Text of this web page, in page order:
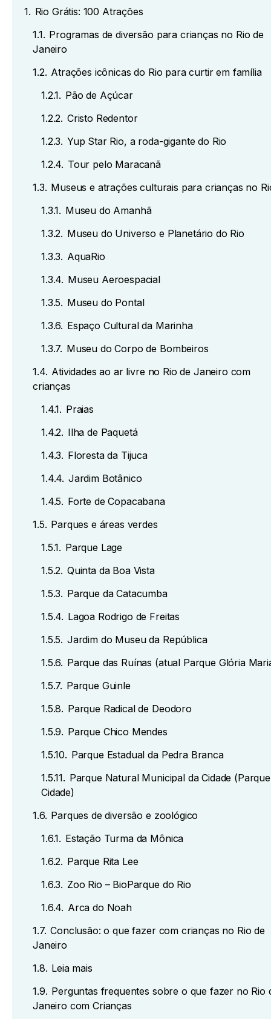
1. Rio Grátis: 100 Atrações
1.1. Programas de diversão para crianças no Rio de
Janeiro
1.2. Atrações icônicas do Rio para curtir em família
1.2.1. Pão de Açúcar
1.2.2. Cristo Redentor
1.2.3. Yup Star Rio, a roda-gigante do Rio
1.2.4. Tour pelo Maracanã
1.3. Museus e atrações culturais para crianças no
1.3.1. Museu do Amanhã
1.3.2. Museu do Universo e Planetário do Rio
1.3.3. AquaRio
1.3.4. Museu Aeroespacial
1.3.5. Museu do Pontal
1.3.6. Espaço Cultural da Marinha
1.3.7. Museu do Corpo de Bombeiros
1.4. Atividades ao ar livre no Rio de Janeiro com
crianças
1.4.1. Praias
1.4.2. Ilha de Paquetá
1.4.3. Floresta da Tijuca
1.4.4. Jardim Botânico
1.4.5. Forte de Copacabana
1.5. Parques e áreas verdes
1.5.1. Parque Lage
1.5.2. Quinta da Boa Vista
1.5.3. Parque da Catacumba
1.5.4. Lagoa Rodrigo de Freitas
1.5.5. Jardim do Museu da República
1.5.6. Parque das Ruínas (atual Parque Glória
1.5.7. Parque Guinle
1.5.8. Parque Radical de Deodoro
1.5.9. Parque Chico Mendes
1.5.10. Parque Estadual da Pedra Branca
1.5.11. Parque Natural Municipal da Cidade
Cidade)
1.6. Parques de diversão e zoológico
1.6.1. Estação Turma da Mônica
1.6.2. Parque Rita Lee
1.6.3. Zoo Rio – BioParque do Rio
1.6.4. Arca do Noah
1.7. Conclusão: o que fazer com crianças no Rio de
Janeiro
1.8. Leia mais
1.9. Perguntas frequentes sobre o que fazer no Rio
Janeiro com Crianças